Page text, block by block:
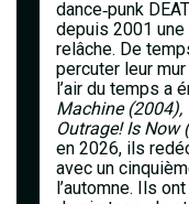
dance‑punk
depuis 2001
relâche. De
percuter leur
l’air du temps a
Machine (2004),
Outrage! Is Now
en 2026, ils
avec un
l’automne. Ils